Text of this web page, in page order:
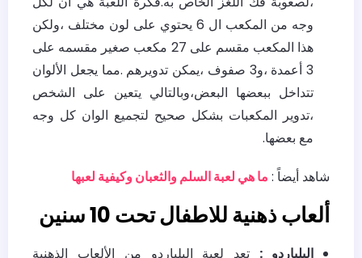
وجه من المكعب ال 6 يحتوي على لون مختلف ،ولكن
هذا المكعب مقسم على 27 مكعب صغير مقسمه على
3 أعمدة ،و3 صفوف ،يمكن تدويرهم .مما يجعل الألوان
تتداخل ببعضها البعض،وبالتالي يتعين على الشخص
،تدوير المكعبات بشكل صحيح لتجميع الوان كل وجه
مع بعضها.
شاهد أيضاً : ما هي لعبة السلم والثعبان وكيفية لعبها
ألعاب ذهنية للاطفال تحت 10 سنين
البلياردو : تعد لعبة البلياردو من الألعاب الذهنية